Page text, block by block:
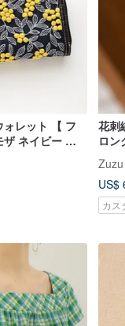
ォレット 【 フ
ザ ネイビー 】
花刺
ロン
ルス
US$
カス